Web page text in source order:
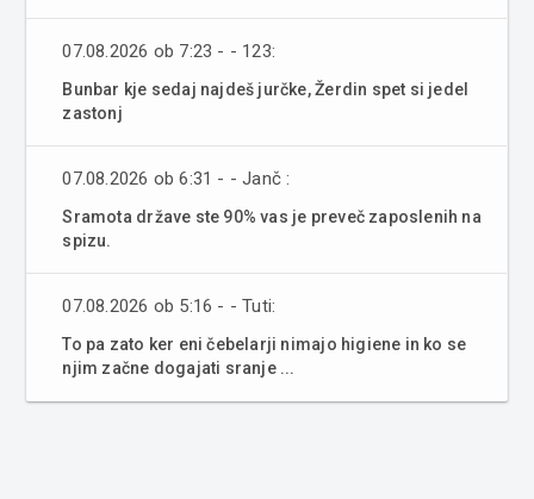
07.08.2026 ob 7:23 - - 123:
Bunbar kje sedaj najdeš jurčke, Žerdin spet si jedel
zastonj
07.08.2026 ob 6:31 - - Janč :
Sramota države ste 90% vas je preveč zaposlenih na
spizu.
07.08.2026 ob 5:16 - - Tuti:
To pa zato ker eni čebelarji nimajo higiene in ko se
njim začne dogajati sranje ...